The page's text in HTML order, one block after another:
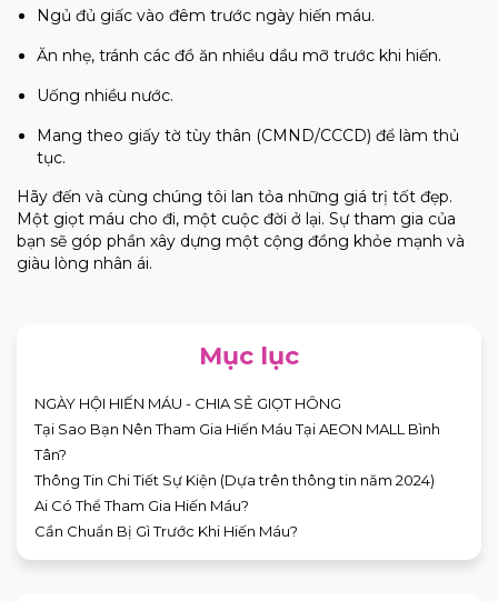
Ngủ đủ giấc vào đêm trước ngày hiến máu.
Ăn nhẹ, tránh các đồ ăn nhiều dầu mỡ trước khi hiến.
Uống nhiều nước.
Mang theo giấy tờ tùy thân (CMND/CCCD) để làm thủ
tục.
Hãy đến và cùng chúng tôi lan tỏa những giá trị tốt đẹp.
Một giọt máu cho đi, một cuộc đời ở lại. Sự tham gia của
bạn sẽ góp phần xây dựng một cộng đồng khỏe mạnh và
giàu lòng nhân ái.
Mục lục
NGÀY HỘI HIẾN MÁU - CHIA SẺ GIỌT HÔNG
Tại Sao Bạn Nên Tham Gia Hiến Máu Tại AEON MALL Bình
Tân?
Thông Tin Chi Tiết Sự Kiện (Dựa trên thông tin năm 2024)
Ai Có Thể Tham Gia Hiến Máu?
Cần Chuẩn Bị Gì Trước Khi Hiến Máu?